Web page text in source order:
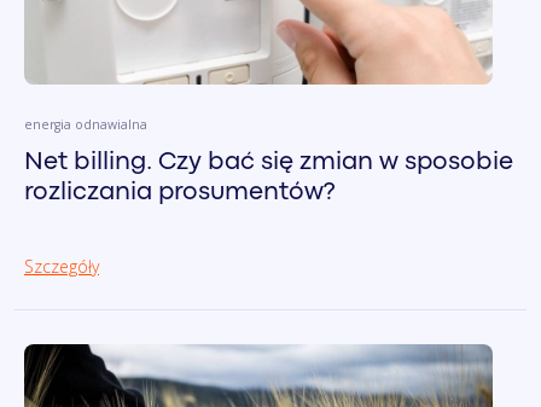
energia odnawialna
Net billing. Czy bać się zmian w sposobie
rozliczania prosumentów?
Szczegóły